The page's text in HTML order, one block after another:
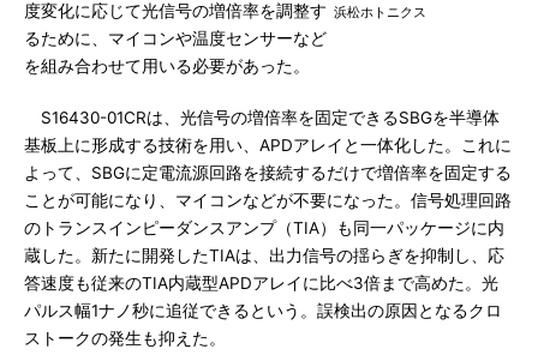
浜松ホトニクス
度変化に応じて光信号の増倍率を調整す
るために、マイコンや温度センサーなど
を組み合わせて用いる必要があった。
S16430-01CRは、光信号の増倍率を固定できるSBGを半導体
基板上に形成する技術を用い、APDアレイと一体化した。これに
よって、SBGに定電流源回路を接続するだけで増倍率を固定する
ことが可能になり、マイコンなどが不要になった。信号処理回路
のトランスインピーダンスアンプ（TIA）も同一パッケージに内
蔵した。新たに開発したTIAは、出力信号の揺らぎを抑制し、応
答速度も従来のTIA内蔵型APDアレイに比べ3倍まで高めた。光
パルス幅1ナノ秒に追従できるという。誤検出の原因となるクロ
ストークの発生も抑えた。